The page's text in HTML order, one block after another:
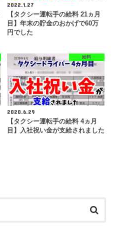
2022.1.27
【タクシー運転手の給料 21ヵ月
目】年末の貯金のおかげで60万
円でした
給料
2020.6.29
【タクシー運転手の給料 4ヵ月
目】入社祝い金が支給されました